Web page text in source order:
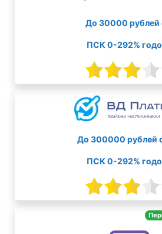
До 30000 рублей
ПСК 0-292%
До 300000 рублей
ПСК 0-292%